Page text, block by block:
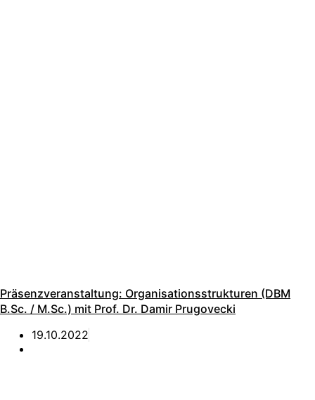
Präsenzveranstaltung: Organisationsstrukturen (DBM
B.Sc. / M.Sc.) mit Prof. Dr. Damir Prugovecki
19.10.2022